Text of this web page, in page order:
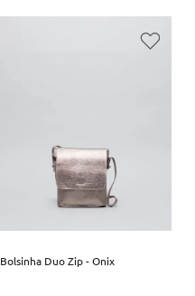
Bolsinha Duo Zip - Onix